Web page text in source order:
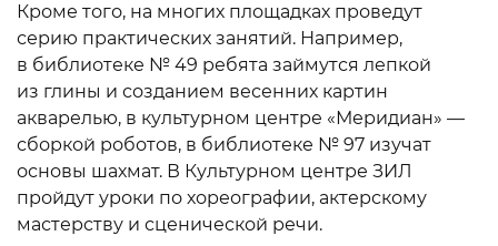
Кроме того, на многих площадках проведут
серию практических занятий. Например,
в библиотеке № 49 ребята займутся лепкой
из глины и созданием весенних картин
акварелью, в культурном центре «Меридиан» —
сборкой роботов, в библиотеке № 97 изучат
основы шахмат. В Культурном центре ЗИЛ
пройдут уроки по хореографии, актерскому
мастерству и сценической речи.